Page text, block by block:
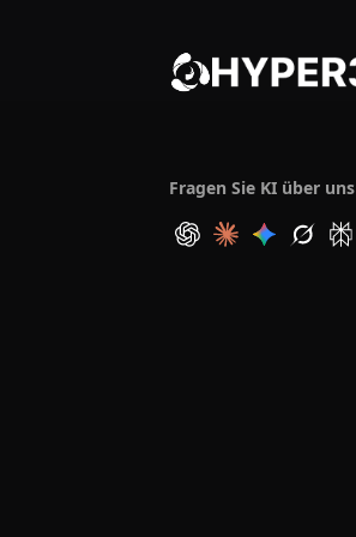
Fragen Sie KI über uns